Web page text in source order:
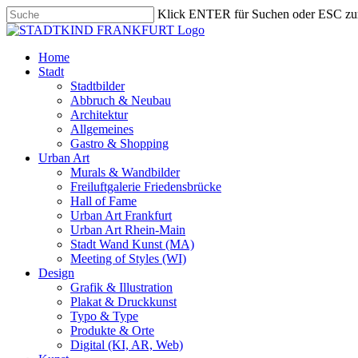
Skip
to
content
Klick ENTER für Suchen oder ESC
Close
search
Menu
Home
Stadt
Stadtbilder
Abbruch & Neubau
Architektur
Allgemeines
Gastro & Shopping
Urban Art
Murals & Wandbilder
Freiluftgalerie Friedensbrücke
Hall of Fame
Urban Art Frankfurt
Urban Art Rhein-Main
Stadt Wand Kunst (MA)
Meeting of Styles (WI)
Design
Grafik & Illustration
Plakat & Druckkunst
Typo & Type
Produkte & Orte
Digital (KI, AR, Web)